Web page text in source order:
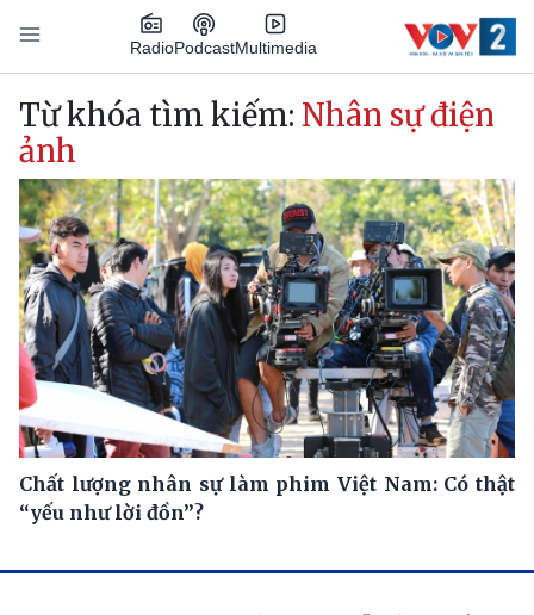
Nhảy đến nội dung
RadioPodcastMultimedia
Main navigation
Từ khóa tìm kiếm: Nhân sự điện
ảnh
Chất lượng nhân sự làm phim Việt Nam: Có thật
“yếu như lời đồn”?